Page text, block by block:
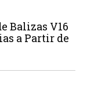
Balizas V16
a Partir de